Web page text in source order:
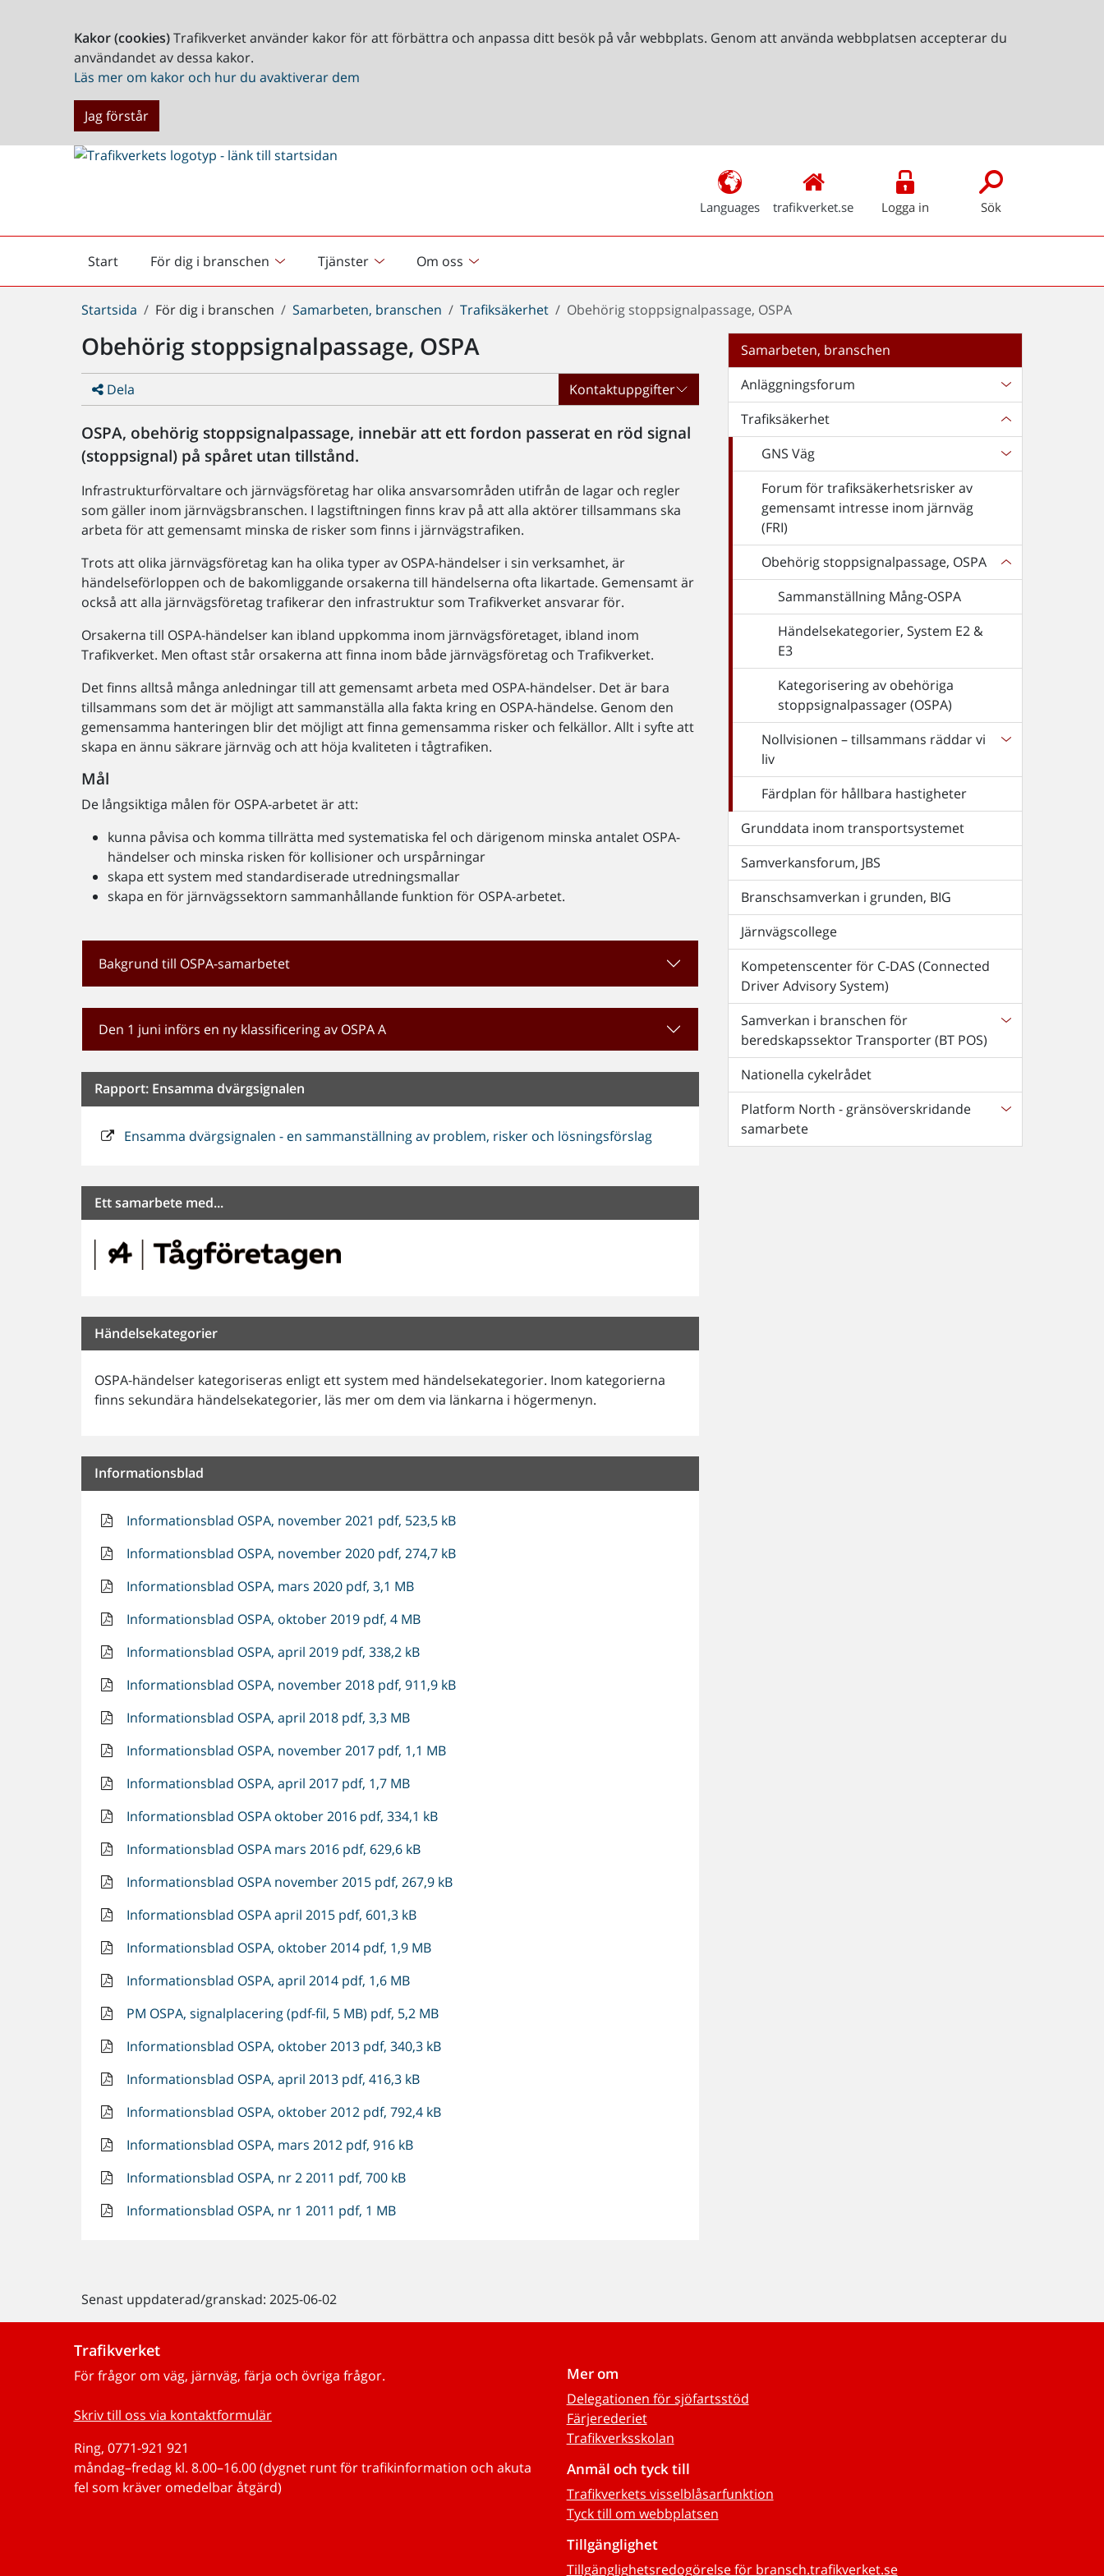
Kakor (cookies)Trafikverket använder kakor för att förbättra och anpassa ditt besök på vår webbplats. Genom att använda webbplatsen accepterar du
användandet av dessa kakor.
Läs mer om kakor och hur du avaktiverar dem
Jag förstår
Languages trafikverket.se Logga in Sök
Start
Startsida För dig i branschen Tjänster Om oss
Du
här:
Startsida För dig i branschen Samarbeten, branschen Trafiksäkerhet Obehörig stoppsignalpassage, OSPA
Obehörig stoppsignalpassage, OSPA
Dela Kontaktuppgifter
OSPA, obehörig stoppsignalpassage, innebär att ett fordon passerat en röd signal
(stoppsignal) på spåret utan tillstånd.
Infrastrukturförvaltare och järnvägsföretag har olika ansvarsområden utifrån de lagar och regler
som gäller inom järnvägsbranschen. I lagstiftningen finns krav på att alla aktörer tillsammans ska
arbeta för att gemensamt minska de risker som finns i järnvägstrafiken.
Trots att olika järnvägsföretag kan ha olika typer av OSPA-händelser i sin verksamhet, är
händelseförloppen och de bakomliggande orsakerna till händelserna ofta likartade. Gemensamt är
också att alla järnvägsföretag trafikerar den infrastruktur som Trafikverket ansvarar för.
Orsakerna till OSPA-händelser kan ibland uppkomma inom järnvägsföretaget, ibland inom
Trafikverket. Men oftast står orsakerna att finna inom både järnvägsföretag och Trafikverket.
Det finns alltså många anledningar till att gemensamt arbeta med OSPA-händelser. Det är bara
tillsammans som det är möjligt att sammanställa alla fakta kring en OSPA-händelse. Genom den
gemensamma hanteringen blir det möjligt att finna gemensamma risker och felkällor. Allt i syfte att
skapa en ännu säkrare järnväg och att höja kvaliteten i tågtrafiken.
Mål
De långsiktiga målen för OSPA-arbetet är att:
kunna påvisa och komma tillrätta med systematiska fel och därigenom minska antalet OSPA-
händelser och minska risken för kollisioner och urspårningar
skapa ett system med standardiserade utredningsmallar
skapa en för järnvägssektorn sammanhållande funktion för OSPA-arbetet.
Bakgrund till OSPA-samarbetet
Den 1 juni införs en ny klassificering av OSPA A
Rapport: Ensamma dvärgsignalen
Ensamma dvärgsignalen - en sammanställning av problem, risker och lösningsförslag
Ett samarbete med...
Händelsekategorier
OSPA-händelser kategoriseras enligt ett system med händelsekategorier. Inom kategorierna
finns sekundära händelsekategorier, läs mer om dem via länkarna i högermenyn.
Informationsblad
Informationsblad OSPA, november 2021 pdf, 523,5 kB
Informationsblad OSPA, november 2020 pdf, 274,7 kB
Informationsblad OSPA, mars 2020 pdf, 3,1 MB
Informationsblad OSPA, oktober 2019 pdf, 4 MB
Informationsblad OSPA, april 2019 pdf, 338,2 kB
Informationsblad OSPA, november 2018 pdf, 911,9 kB
Informationsblad OSPA, april 2018 pdf, 3,3 MB
Informationsblad OSPA, november 2017 pdf, 1,1 MB
Informationsblad OSPA, april 2017 pdf, 1,7 MB
Informationsblad OSPA oktober 2016 pdf, 334,1 kB
Informationsblad OSPA mars 2016 pdf, 629,6 kB
Informationsblad OSPA november 2015 pdf, 267,9 kB
Informationsblad OSPA april 2015 pdf, 601,3 kB
Informationsblad OSPA, oktober 2014 pdf, 1,9 MB
Informationsblad OSPA, april 2014 pdf, 1,6 MB
PM OSPA, signalplacering (pdf-fil, 5 MB) pdf, 5,2 MB
Informationsblad OSPA, oktober 2013 pdf, 340,3 kB
Informationsblad OSPA, april 2013 pdf, 416,3 kB
Informationsblad OSPA, oktober 2012 pdf, 792,4 kB
Informationsblad OSPA, mars 2012 pdf, 916 kB
Informationsblad OSPA, nr 2 2011 pdf, 700 kB
Informationsblad OSPA, nr 1 2011 pdf, 1 MB
Senast uppdaterad/granskad: 2025-06-02
Samarbeten, branschen
Anläggningsforum
Trafiksäkerhet
GNS Väg
Forum för trafiksäkerhetsrisker av
gemensamt intresse inom järnväg
(FRI)
Obehörig stoppsignalpassage, OSPA
Sammanställning Mång-OSPA
Händelsekategorier, System E2 &
E3
Kategorisering av obehöriga
stoppsignalpassager (OSPA)
Nollvisionen – tillsammans räddar vi
liv
Färdplan för hållbara hastigheter
Grunddata inom transportsystemet
Samverkansforum, JBS
Branschsamverkan i grunden, BIG
Järnvägscollege
Kompetenscenter för C-DAS (Connected
Driver Advisory System)
Samverkan i branschen för
beredskapssektor Transporter (BT POS)
Nationella cykelrådet
Platform North - gränsöverskridande
samarbete
Trafikverket
För frågor om väg, järnväg, färja och övriga frågor.
Skriv till oss via kontaktformulär
Ring, 0771-921 921
måndag–fredag kl. 8.00–16.00 (dygnet runt för trafikinformation och akuta
fel som kräver omedelbar åtgärd)
Mer om
Delegationen för sjöfartsstöd
Färjerederiet
Trafikverksskolan
Anmäl och tyck till
Trafikverkets visselblåsarfunktion
Tyck till om webbplatsen
Tillgänglighet
Tillgänglighetsredogörelse för bransch.trafikverket.se